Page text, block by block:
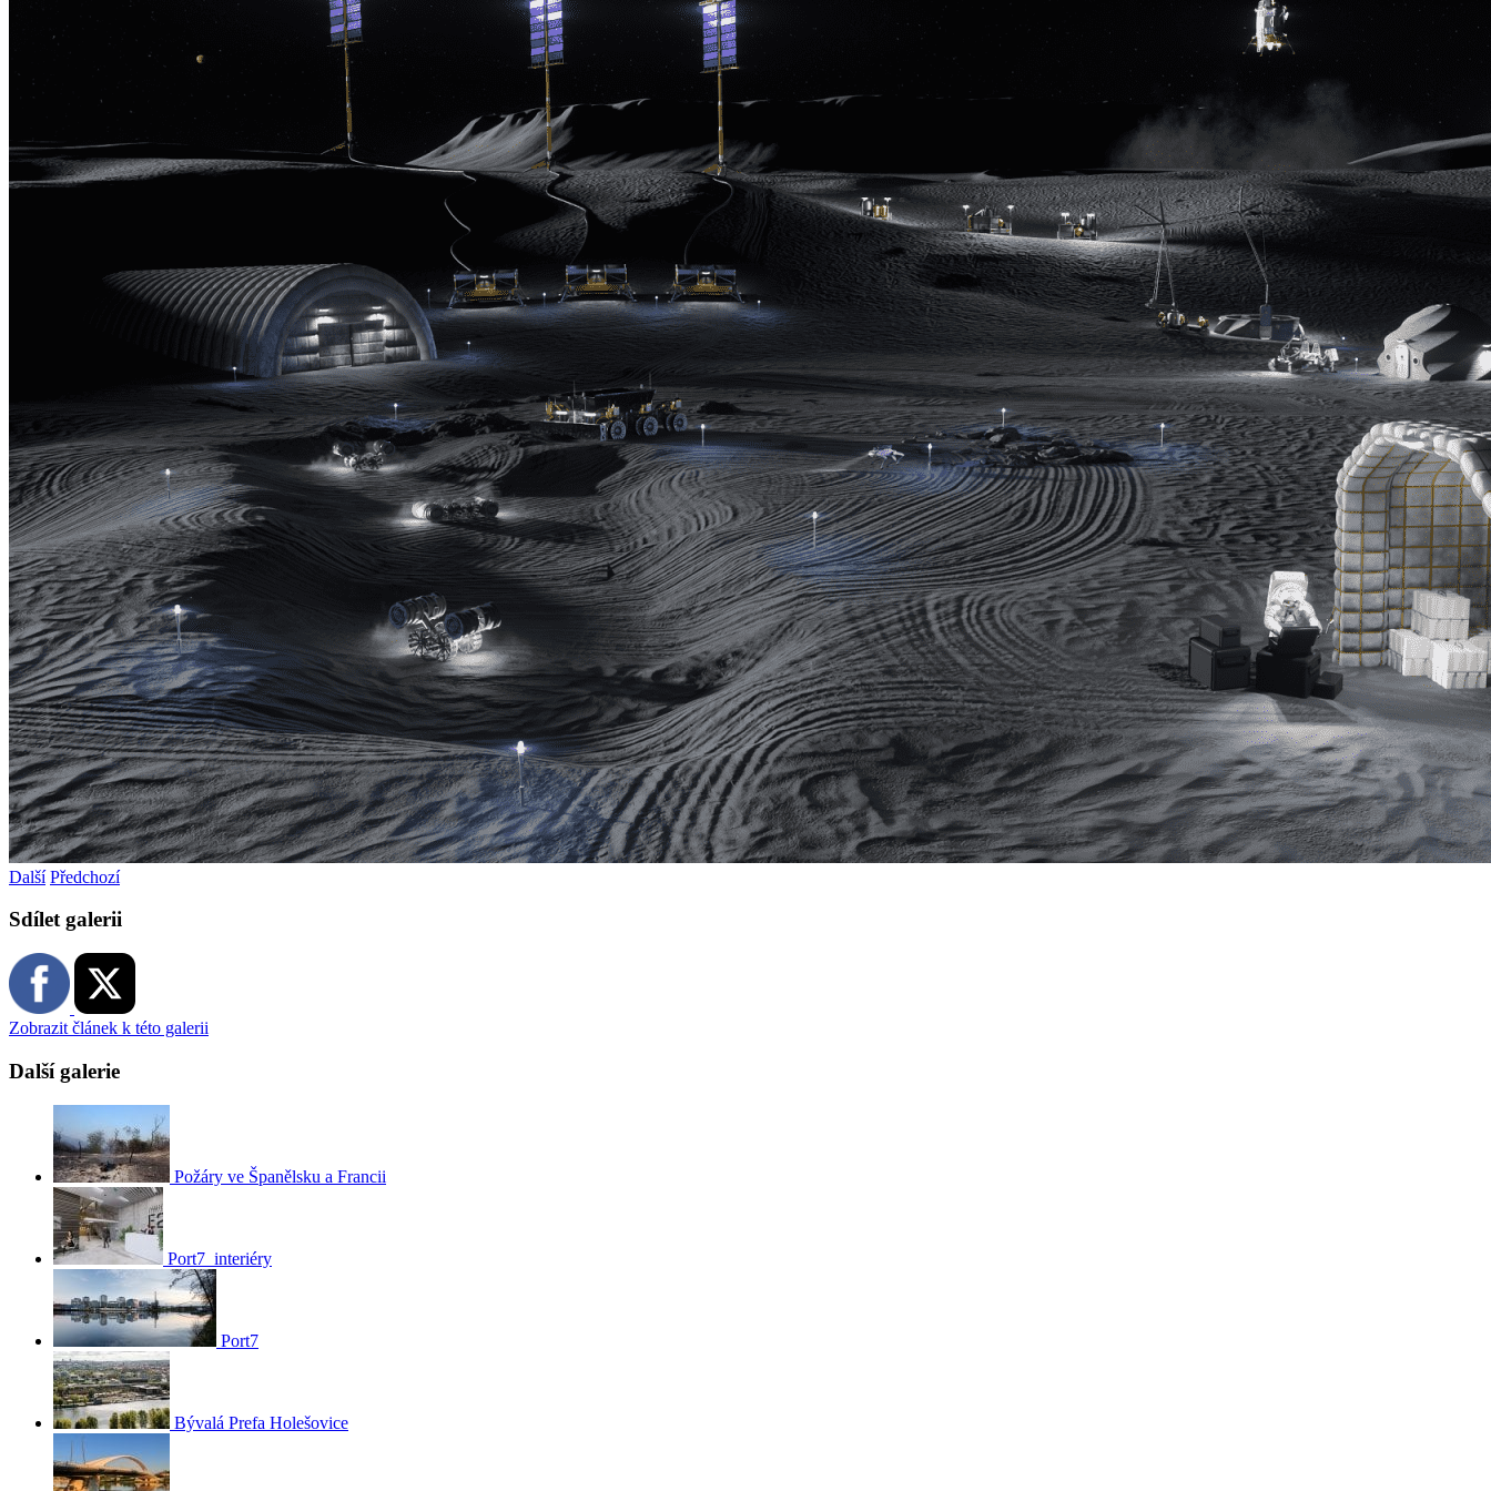
Další Předchozí
Sdílet galerii
Zobrazit článek k této galerii
Další galerie
Požáry ve Španělsku a Francii
Port7_interiéry
Port7
Bývalá Prefa Holešovice